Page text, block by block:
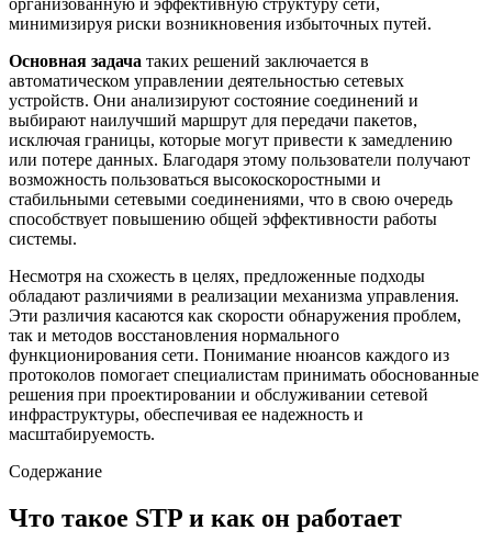
минимизируя риски возникновения избыточных путей.
Основная задача таких решений заключается в
автоматическом управлении деятельностью сетевых
устройств. Они анализируют состояние соединений и
выбирают наилучший маршрут для передачи пакетов,
исключая границы, которые могут привести к замедлению
или потере данных. Благодаря этому пользователи получают
возможность пользоваться высокоскоростными и
стабильными сетевыми соединениями, что в свою очередь
способствует повышению общей эффективности работы
системы.
Несмотря на схожесть в целях, предложенные подходы
обладают различиями в реализации механизма управления.
Эти различия касаются как скорости обнаружения проблем,
так и методов восстановления нормального
функционирования сети. Понимание нюансов каждого из
протоколов помогает специалистам принимать обоснованные
решения при проектировании и обслуживании сетевой
инфраструктуры, обеспечивая ее надежность и
масштабируемость.
Содержание
Что такое STP и как он работает